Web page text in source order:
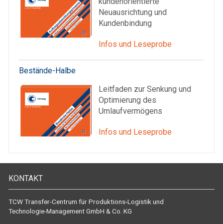
Neuausrichtung und
Kundenbindung
Infos und Leseprobe
Bestände-Halbe
Leitfaden zur Senkung und
Optimierung des
Umlaufvermögens
Infos und Leseprobe
KONTAKT
TCW Transfer-Centrum für Produktions-Logistik und
Technologie-Management GmbH & Co. KG